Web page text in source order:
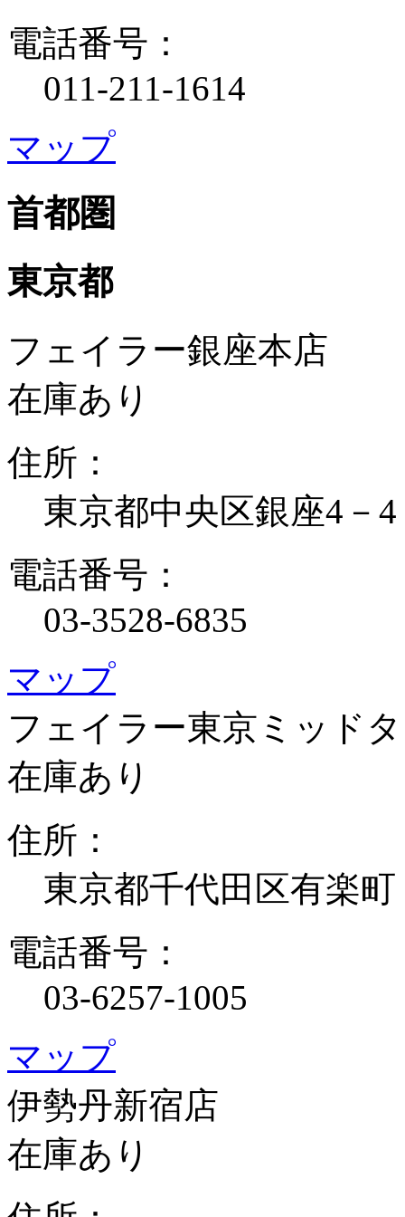
電話番号：
011-211-1614
マップ
首都圏
東京都
フェイラー銀座本店
在庫あり
住所：
東京都中央区銀座4
電話番号：
03-3528-6835
マップ
フェイラー東京ミッド
在庫あり
住所：
東京都千代田区有楽
電話番号：
03-6257-1005
マップ
伊勢丹新宿店
在庫あり